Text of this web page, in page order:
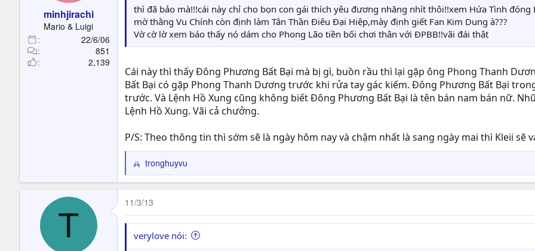
s
minhjirachi
Mario & Luigi
22/6/06
851
2,139
thì đã bảo mà!!!cái này chỉ cho bọn con gái thích yêu đương nhăng nhít thôi!!xem Hứa Tình
mờ thằng Vu Chính còn định làm Tân Thần Điêu Đại Hiệp,mày định giết Fan Kim Dung à???
Vờ cờ lờ xem báo thấy nó dám cho Phong Lão tiền bối chơi thân với ĐPBB!!vãi đái thật
Cái này thì thấy Đông Phương Bất Bại mà bị gì, buồn rầu thì lại gặp ông Phong Thanh
Bất Bại có gặp Phong Thanh Dương trước khi rửa tay gác kiếm. Đông Phương Bất Bại
trước. Và Lệnh Hồ Xung cũng không biết Đông Phương Bất Bại là tên bán nam bán nữ.
Lệnh Hồ Xung. Vãi cả chưởng.
P/S: Theo thông tin thì sớm sẽ là ngày hôm nay và chậm nhất là sang ngày mai thì Kleii sẽ
R
e
a
c
t
i
o
tronghuyvu
T
11/3/13
verylove nói: